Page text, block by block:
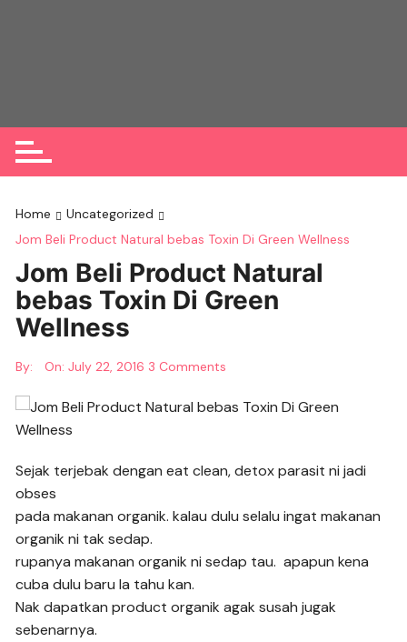
Home
Uncategorized
Jom Beli Product Natural bebas Toxin Di Green Wellness
Jom Beli Product Natural
bebas Toxin Di Green
Wellness
By: On:July 22, 2016 3 Comments
Sejak terjebak dengan eat clean, detox parasit ni jadi
obses
pada makanan organik. kalau dulu selalu ingat makanan
organik ni tak sedap.
rupanya makanan organik ni sedap tau. apapun kena
cuba dulu baru la tahu kan.
Nak dapatkan product organik agak susah jugak
sebenarnya.